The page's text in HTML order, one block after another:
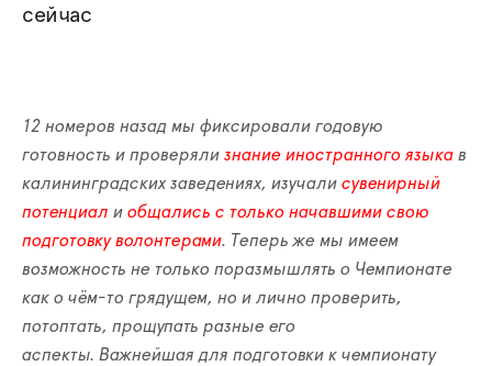
сейчас
12 номеров назад мы фиксировали годовую
готовность и проверяли знание иностранного языка в
калининградских заведениях, изучали сувенирный
потенциал и общались с только начавшими свою
подготовку волонтерами. Теперь же мы имеем
возможность не только поразмышлять о Чемпионате
как о чём-то грядущем, но и лично проверить,
потоптать, прощупать разные его
аспекты. Важнейшая для подготовки к чемпионату